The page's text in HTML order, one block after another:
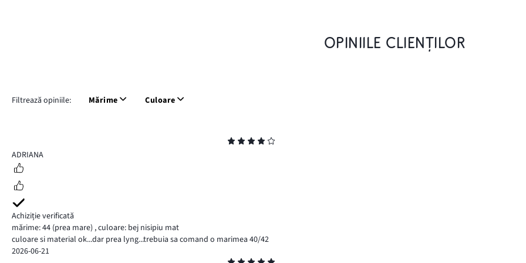
OPINIILE CLIENȚILOR
Filtrează opiniile: Mărime Culoare
4
ADRIANA
Achiziție verificată
mărime: 44 (prea mare) ,culoare: bej nisipiu mat
culoare si material ok...dar prea lyng...trebuia sa comand o marimea 40/42
2026-06-21